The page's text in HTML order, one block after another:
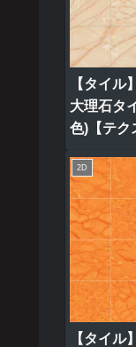
【タイル
大理石タ
色)【テク
2D
【タイル